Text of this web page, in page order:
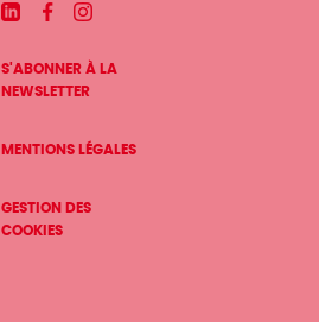
LinkedinFacebookInstagram
S'ABONNER À LA
NEWSLETTER
MENTIONS LÉGALES
GESTION DES
COOKIES